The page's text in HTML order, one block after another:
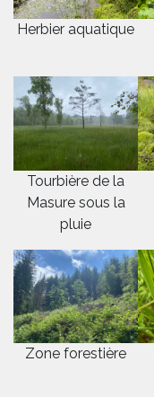
Herbier aquatique
Tourbière de la
Masure sous la
pluie
Zone forestière